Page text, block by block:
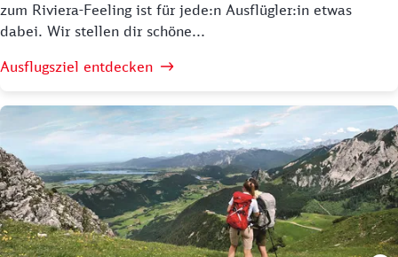
zum Riviera-Feeling ist für jede:n Ausflügler:in etwas
dabei. Wir stellen dir schöne...
Ausflugsziel entdecken